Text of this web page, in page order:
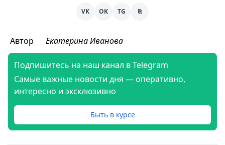
VK OK TG ⎘
Автор Екатерина Иванова
Подпишитесь на наш канал в Telegram
Самые важные новости дня — оперативно,
интересно и эксклюзивно
Быть в курсе